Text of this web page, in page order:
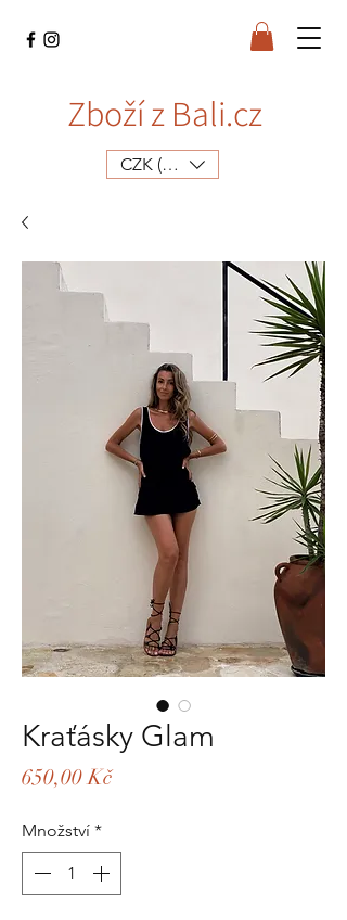
Zboží z Bali.cz
CZK (Kč)
Kraťásky Glam
650,00 KčCena
Množství *